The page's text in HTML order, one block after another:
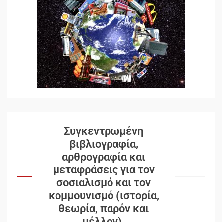
Συγκεντρωμένη
βιβλιογραφία,
αρθρογραφία και
μεταφράσεις για τον
σοσιαλισμό και τον
κομμουνισμό (ιστορία,
θεωρία, παρόν και